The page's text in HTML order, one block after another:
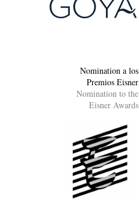
Nomination a los
Premios Eisner
Nomination to the
Eisner Awards